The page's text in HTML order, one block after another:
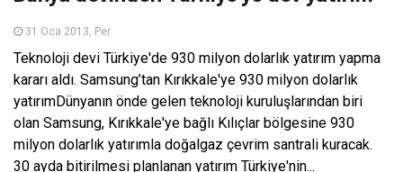
31 Oca 2013, Per
Teknoloji devi Türkiye'de 930 milyon dolarlık yatırım yapma
kararı aldı. Samsung’tan Kırıkkale'ye 930 milyon dolarlık
yatırımDünyanın önde gelen teknoloji kuruluşlarından biri
olan Samsung, Kırıkkale'ye bağlı Kılıçlar bölgesine 930
milyon dolarlık yatırımla doğalgaz çevrim santrali kuracak.
30 ayda bitirilmesi planlanan yatırım Türkiye'nin...